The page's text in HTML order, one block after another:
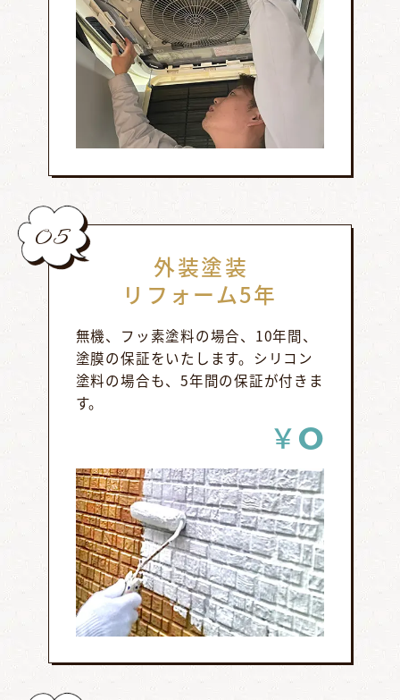
05
外装塗装
リフォーム5年
無機、フッ素塗料の場合、10年間、
塗膜の保証をいたします。シリコン
塗料の場合も、5年間の保証が付きま
す。
￥0